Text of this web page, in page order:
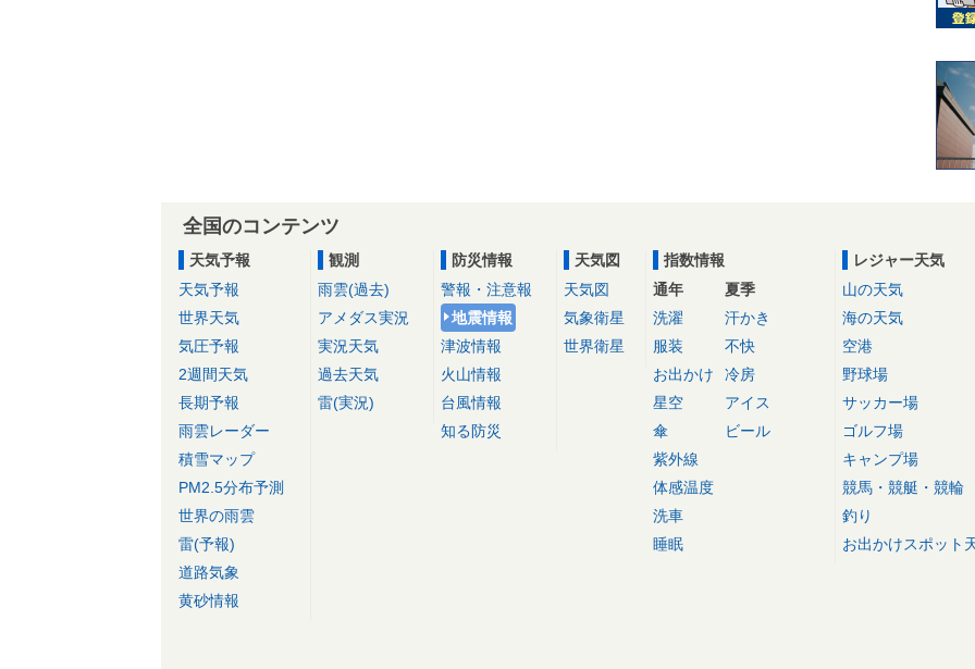
全国のコンテンツ
天気予報
天気予報
世界天気
気圧予報
2週間天気
長期予報
雨雲レーダー
積雪マップ
PM2.5分布予測
世界の雨雲
雷(予報)
道路気象
黄砂情報
観測
雨雲(過去)
アメダス実況
実況天気
過去天気
雷(実況)
防災情報
警報・注意報
地震情報
津波情報
火山情報
台風情報
知る防災
天気図
天気図
気象衛星
世界衛星
指数情報
通年
洗濯
服装
お出かけ
星空
傘
紫外線
体感温度
洗車
睡眠
夏季
汗かき
不快
冷房
アイス
ビール
レジャー天気
山の天気
海の天気
空港
野球場
サッカー場
ゴルフ場
キャンプ場
競馬・競艇・競輪
釣り
お出かけスポット